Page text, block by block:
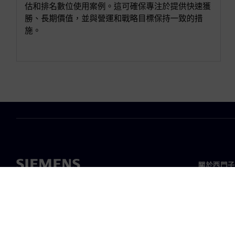
估和排名數位使用案例。這可確保專注於提供快速獲
勝、長期價值，並與營運和戰略目標保持一致的措
施。
關於西門子